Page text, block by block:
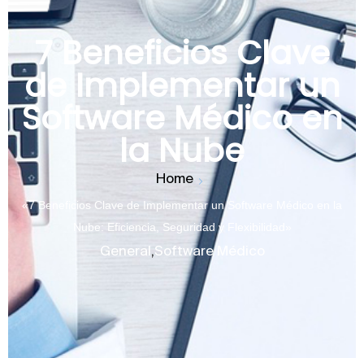
7 Beneficios Clave
de Implementar un
Software Médico en
la Nube
Home
«7 Beneficios Clave de Implementar un Software Médico en la
Nube: Eficiencia, Seguridad y Flexibilidad»
General,Software Médico